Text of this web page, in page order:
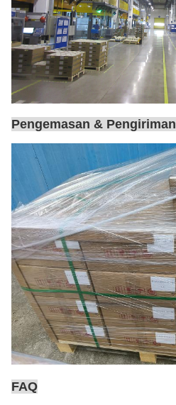
Pengemasan & Pengiriman
FAQ